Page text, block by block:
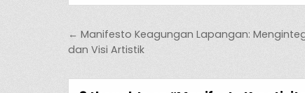
Post navigation
← Manifesto Keagungan Lapangan:
dan Visi Artistik